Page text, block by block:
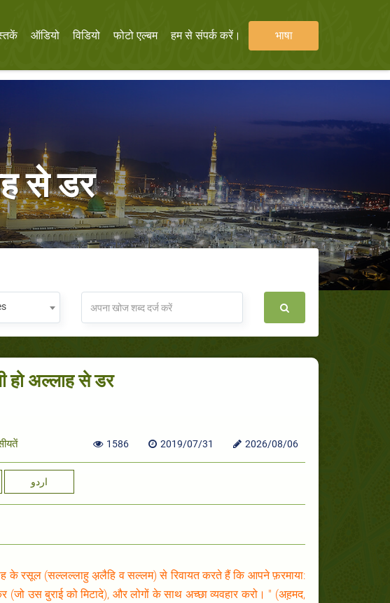
ऑडियो विडियो फोटो एल्बम हम से संपर्क करें। भाषा
से डर
हो अल्लाह से डर
1586 2019/07/31 2026/08/06
اردو
के रसूल (सल्लल्लाहु अ़लैहि व सल्लम) से रिवायत करते हैं कि आपने फ़रमाया:
उस बुराई को मिटादे), और लोगों के साथ अच्छा व्यवहार करो। " (अह़मद,